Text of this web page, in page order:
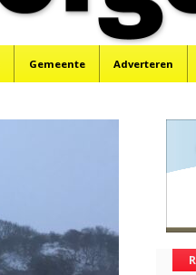
Gemeente Adverteren